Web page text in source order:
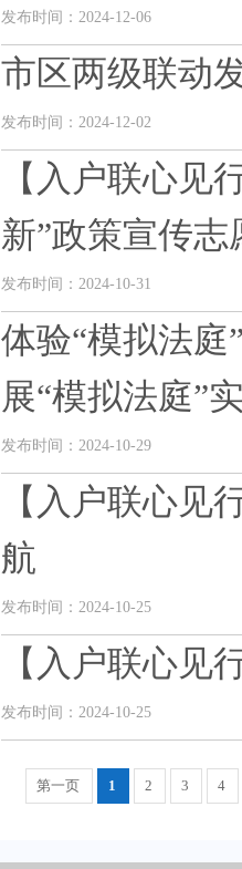
发布时间：2024-12-06
市区两级联动
发布时间：2024-12-02
【入户联心见
新”政策宣传志
发布时间：2024-10-31
体验“模拟法
展“模拟法庭”
发布时间：2024-10-29
【入户联心见
航
发布时间：2024-10-25
【入户联心见
发布时间：2024-10-25
第一页 1 2 3 4